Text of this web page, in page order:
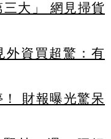
大」 網見掃貨
外資買超驚：有
！ 財報曝光驚呆